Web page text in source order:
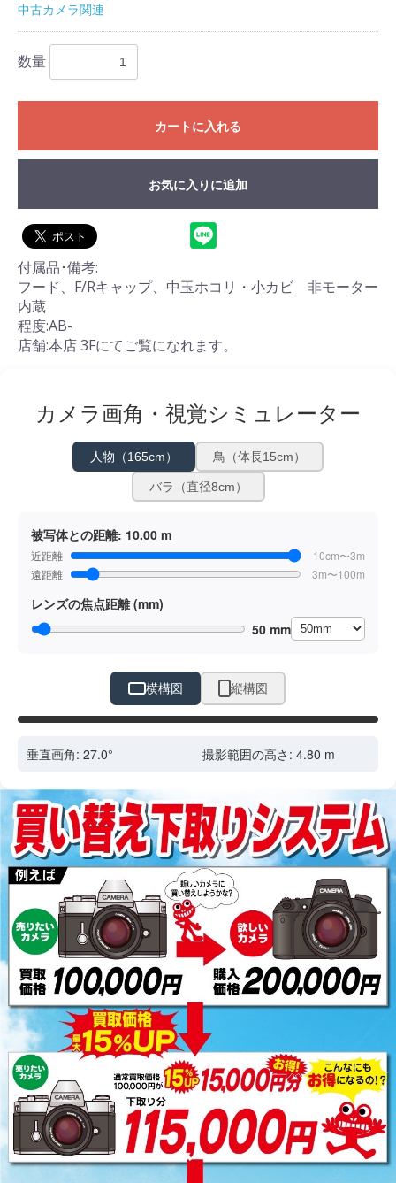
中古カメラ関連
数量
カートに入れる
お気に入りに追加
付属品･備考:
フード、F/Rキャップ、中玉ホコリ・小カビ 非モーター
内蔵
程度:AB-
店舗:本店 3Fにてご覧になれます。
カメラ画角・視覚シミュレーター
人物（165cm） 鳥（体長15cm）
バラ（直径8cm）
被写体との距離: 10.00 m
近距離
10cm〜3m
遠距離
3m〜100m
レンズの焦点距離 (mm)
50 mm
横構図
縦構図
ドラッグで位置調整
垂直画角: 27.0° 撮影範囲の高さ: 4.80 m